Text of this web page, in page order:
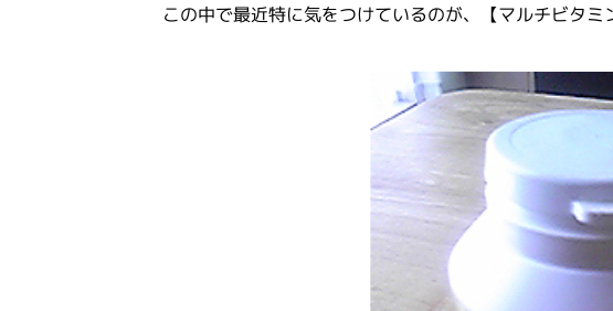
この中で最近特に気をつけているのが、【マルチビタミ